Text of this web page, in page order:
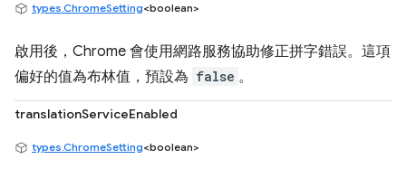
types.ChromeSetting<boolean>
啟用後，Chrome 會使用網路服務協助修正拼字錯誤。這項
偏好的值為布林值，預設為 false 。
translationServiceEnabled
types.ChromeSetting<boolean>